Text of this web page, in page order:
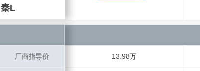
秦L
秦L
厂商指导价 13.98万
厂商指导价